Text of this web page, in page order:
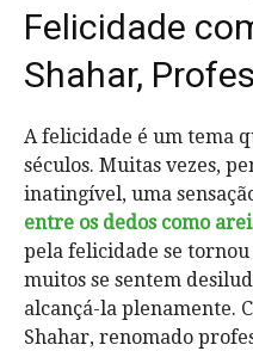
Felicidade
Shahar,
A felicidade é um tema
séculos. Muitas vezes,
inatingível, uma
entre os dedos como
pela felicidade se tornou
muitos se sentem
alcançá-la plenamente.
Shahar, renomado